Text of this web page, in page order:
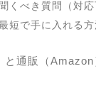
くべき質問（対応
短で手に入れる方
と通販（